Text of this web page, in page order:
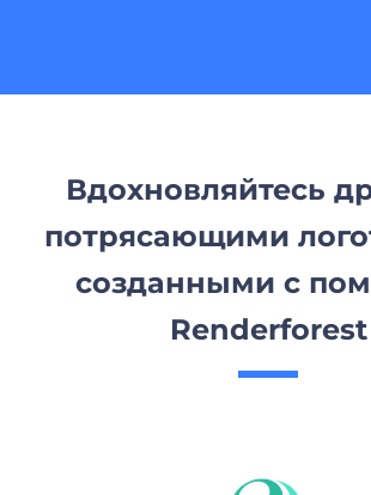
Вдохновляйтесь
потрясающими
созданными с
Renderforest